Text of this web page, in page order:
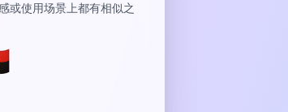
或使用场景上都有相似之